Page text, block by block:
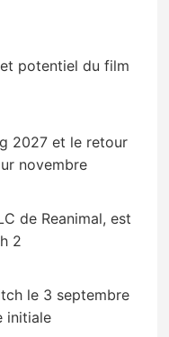
potentiel du film
2027 et le retour
novembre
de Reanimal, est
2
le 3 septembre
initiale